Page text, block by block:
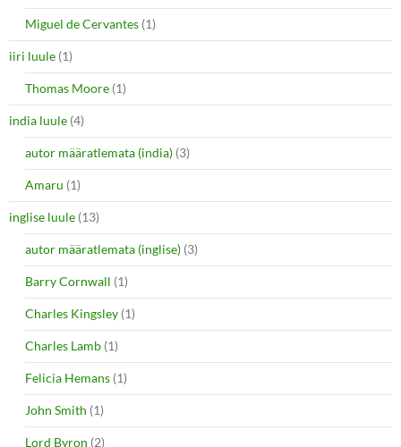
Miguel de Cervantes (1)
iiri luule (1)
Thomas Moore (1)
india luule (4)
autor määratlemata (india) (3)
Amaru (1)
inglise luule (13)
autor määratlemata (inglise) (3)
Barry Cornwall (1)
Charles Kingsley (1)
Charles Lamb (1)
Felicia Hemans (1)
John Smith (1)
Lord Byron (2)